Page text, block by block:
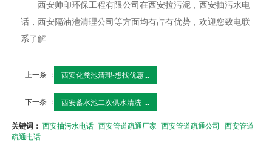
西安帅印环保工程有限公司在西安拉污泥，西安抽污水电
话，西安隔油池清理公司等方面均有占有优势，欢迎您致电联
系了解
上一条 ： 西安化粪池清理-想找优惠...
下一条 ： 西安蓄水池二次供水清洗-...
关键词：西安抽污水电话 西安管道疏通厂家 西安管道疏通公司
西安管道
疏通电话